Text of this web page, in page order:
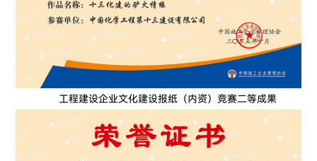
工程建设企业文化建设报纸（内资）竞赛二等成果